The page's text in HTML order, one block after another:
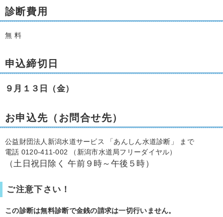
診断費用
無 料
申込締切日
９月１３ 日（金）
お申込先（お問合せ先）
公益財団法人新潟水道サービス 「あんしん水道診断」 まで
電話 0120-411-002 （新潟市水道局フリーダイヤル）
（土日祝日除く 午前９時～午後５時）
ご注意下さい！
この診断は無料診断で金銭の請求は一切行いません。